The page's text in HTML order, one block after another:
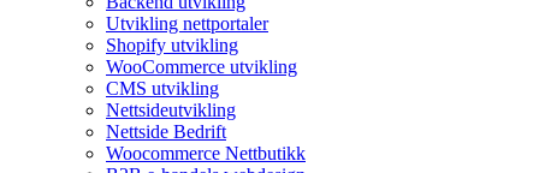
Utvikling nettportaler
Shopify utvikling
WooCommerce utvikling
CMS utvikling
Nettsideutvikling
Nettside Bedrift
Woocommerce Nettbutikk
Eventplanleggere